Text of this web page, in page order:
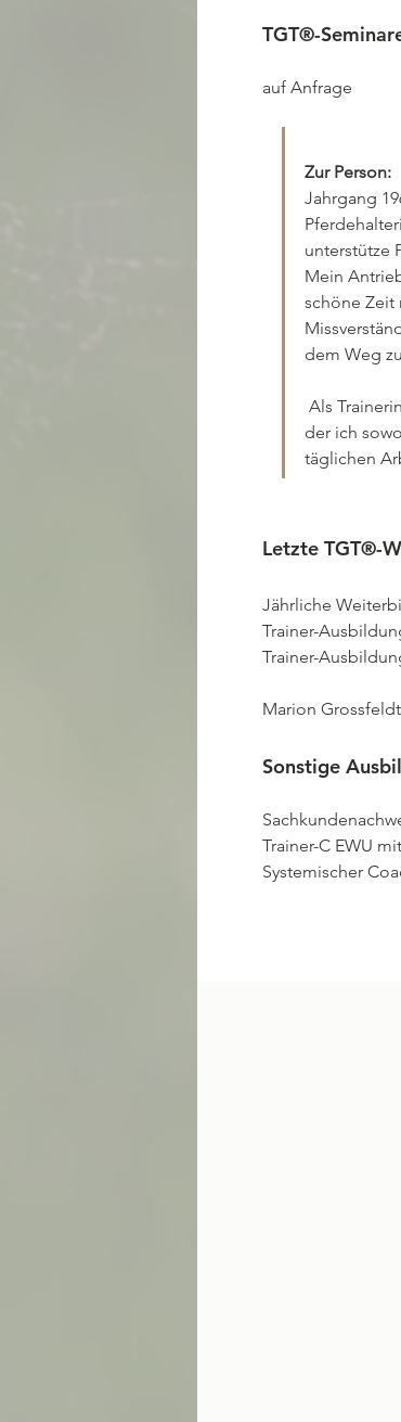
TGT®-
auf Anfrage
Jahrgang
unterstütze
Mein
schöne Zeit
dem Weg
der ich
täglichen
Letzte TGT®-
Jährliche
Trainer-
Trainer-
Marion
Sonstige
Trainer-C EWU
Systemischer